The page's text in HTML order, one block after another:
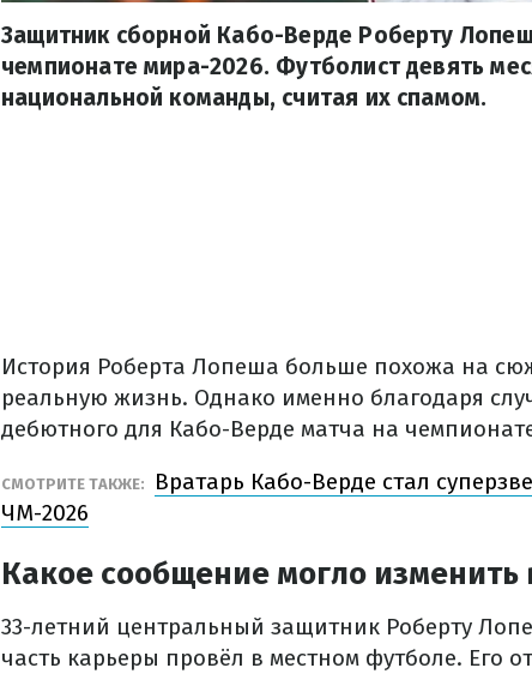
Защитник сборной Кабо-Верде Роберту
чемпионате мира-2026. Футболист девять
национальной команды, считая их спамом.
История Роберта Лопеша больше похожа на
реальную жизнь. Однако именно благодаря
дебютного для Кабо-Верде матча на
СМОТРИТЕ ТАКЖЕ:
Вратарь Кабо-Верде стал
ЧМ-2026
Какое сообщение могло изменить
33-летний центральный защитник Роберту
часть карьеры провёл в местном футболе. Его